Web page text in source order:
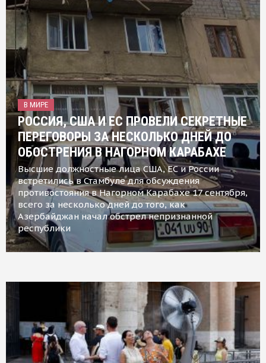
В МИРЕ
РОССИЯ, США И ЕС ПРОВЕЛИ СЕКРЕТНЫЕ
ПЕРЕГОВОРЫ ЗА НЕСКОЛЬКО ДНЕЙ ДО
ОБОСТРЕНИЯ В НАГОРНОМ КАРАБАХЕ
Высшие должностные лица США, ЕС и России
встретились в Стамбуле для обсуждения
противостояния в Нагорном Карабахе 17 сентября,
всего за несколько дней до того, как
Азербайджан начал обстрел непризнанной
республики